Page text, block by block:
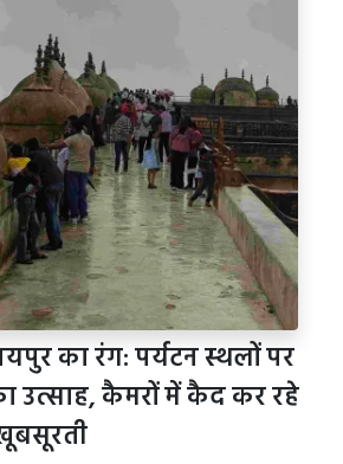
का रंग: पर्यटन स्थलों पर
उत्साह, कैमरों में कैद कर रहे